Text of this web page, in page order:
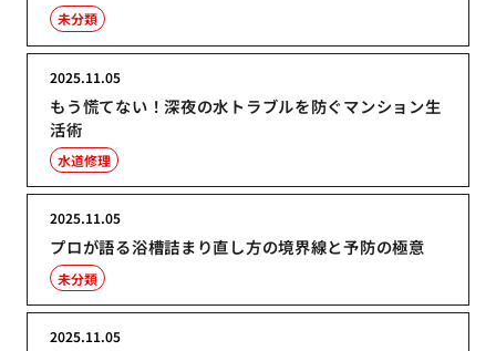
未分類
もう慌てない！深夜の水トラブルを防ぐマンション生
活術
2025.11.05
水道修理
プロが語る浴槽詰まり直し方の境界線と予防の極意
2025.11.05
未分類
2025.11.05